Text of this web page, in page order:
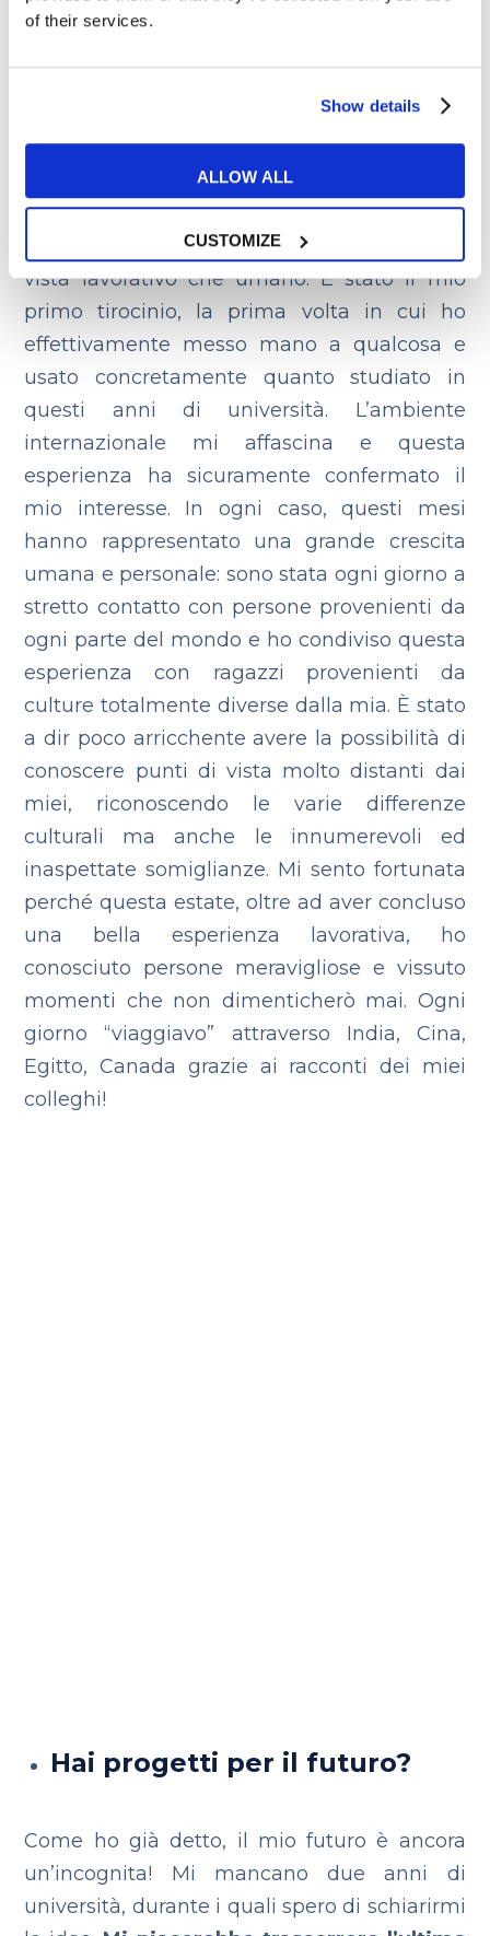
of their services.
Show details
ALLOW ALL
CUSTOMIZE
fatto possa aprirti a un
maggior numero di
opportunità di lavoro?
Lo spero! Ora come ora non ho le idee molto
chiare sul mio futuro però questa
esperienza è stata positiva sia dal punto di
vista lavorativo che umano. È stato il mio
primo tirocinio, la prima volta in cui ho
effettivamente messo mano a qualcosa e
usato concretamente quanto studiato in
questi anni di università. L’ambiente
internazionale mi affascina e questa
esperienza ha sicuramente confermato il
mio interesse. In ogni caso, questi mesi
hanno rappresentato una grande crescita
umana e personale: sono stata ogni giorno a
stretto contatto con persone provenienti da
ogni parte del mondo e ho condiviso questa
esperienza con ragazzi provenienti da
culture totalmente diverse dalla mia. È stato
a dir poco arricchente avere la possibilità di
conoscere punti di vista molto distanti dai
miei, riconoscendo le varie differenze
culturali ma anche le innumerevoli ed
inaspettate somiglianze. Mi sento fortunata
perché questa estate, oltre ad aver concluso
una bella esperienza lavorativa, ho
conosciuto persone meravigliose e vissuto
momenti che non dimenticherò mai. Ogni
giorno “viaggiavo” attraverso India, Cina,
Egitto, Canada grazie ai racconti dei miei
colleghi!
Hai progetti per il futuro?
Come ho già detto, il mio futuro è ancora
un’incognita! Mi mancano due anni di
università, durante i quali spero di schiarirmi